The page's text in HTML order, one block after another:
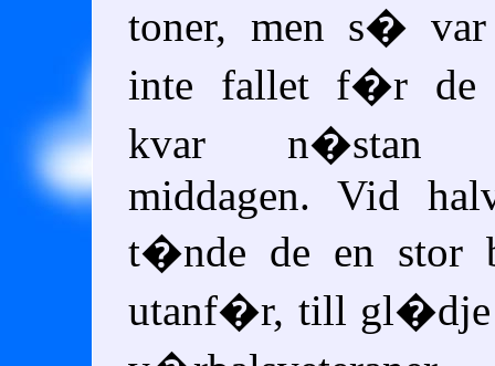
toner, men s�
inte fallet f�r de
kvar n�stan
middagen. Vid
t�nde de en stor
utanf�r, till